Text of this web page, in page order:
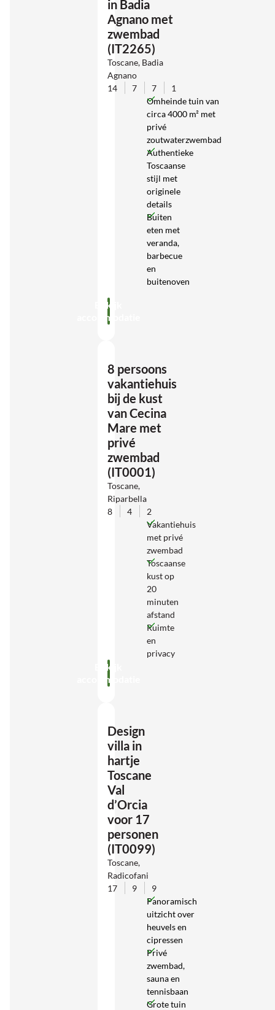
in Badia
Agnano met
zwembad
(IT2265)
Toscane, Badia
Agnano
14
7 7
1
Omheinde tuin van
circa 4000 m² met
privé
zoutwaterzwembad
Authentieke
Toscaanse
stijl met
originele
details
Buiten
eten met
veranda,
barbecue
en
buitenoven
Bekijk
accommodatie
8 persoons
vakantiehuis
bij de kust
van Cecina
Mare met
privé
zwembad
(IT0001)
Toscane,
Riparbella
8
4
2
Vakantiehuis
met privé
zwembad
Toscaanse
kust op
20
minuten
afstand
Ruimte
en
privacy
Bekijk
accommodatie
Design
villa in
hartje
Toscane
Val
d’Orcia
voor 17
personen
(IT0099)
Toscane,
Radicofani
17
9
9
Panoramisch
uitzicht over
heuvels en
cipressen
Privé
zwembad,
sauna en
tennisbaan
Grote tuin